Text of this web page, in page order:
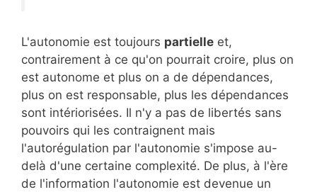
L'autonomie est toujours partielle et,
contrairement à ce qu'on pourrait croire, plus on
est autonome et plus on a de dépendances,
plus on est responsable, plus les dépendances
sont intériorisées. Il n'y a pas de libertés sans
pouvoirs qui les contraignent mais
l'autorégulation par l'autonomie s'impose au-
delà d'une certaine complexité. De plus, à l'ère
de l'information l'autonomie est devenue un